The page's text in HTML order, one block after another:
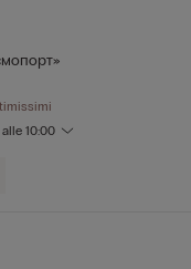
alle10:00